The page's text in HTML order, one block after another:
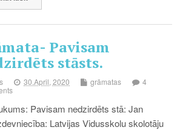
Pavisam
stāsts.
30.April, 2020 grāmatas
4
Pavisam nedzirdēts stā: Jan
Latvijas Vidusskolu skolotāju